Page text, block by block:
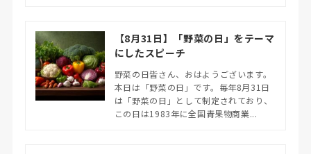
【8月31日】「野菜の日」をテーマ
にしたスピーチ
野菜の日皆さん、おはようございます。
本日は「野菜の日」です。毎年8月31日
は「野菜の日」として制定されており、
この日は1983年に全国青果物商業...